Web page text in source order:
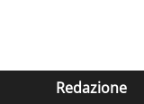
Redazione